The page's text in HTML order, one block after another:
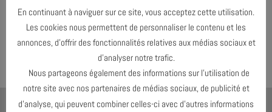
Both comments and trackbacks are currently closed.
Précédent
Suivant→
En continuant à naviguer sur ce site, vous acceptez cette utilisation.
Les cookies nous permettent de personnaliser le contenu et les
annonces, d’offrir des fonctionnalités relatives aux médias sociaux et
d’analyser notre trafic.
Nous partageons également des informations sur l’utilisation de
notre site avec nos partenaires de médias sociaux, de publicité et
d’analyse, qui peuvent combiner celles-ci avec d’autres informations